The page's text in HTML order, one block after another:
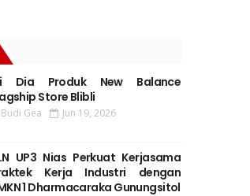
Dia Produk New Balance
Store Blibli
Budi Gea Jun 19, 2026
UP3 Nias Perkuat Kerjasama
Kerja Industri dengan
1 Dharmacaraka Gunungsitol